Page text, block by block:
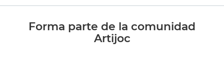
Forma parte de la comunidad
Artijoc